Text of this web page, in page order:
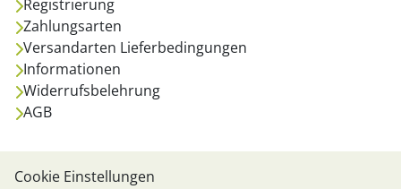
Registrierung
Zahlungsarten
Versandarten Lieferbedingungen
Informationen
Widerrufsbelehrung
AGB
Cookie Einstellungen